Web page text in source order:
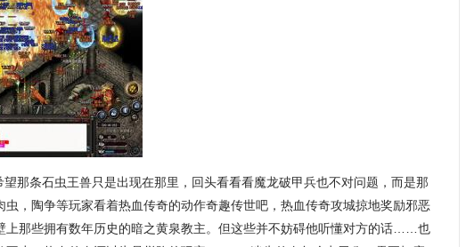
那条石虫王兽只是出现在那里，回头看看看魔龙破甲兵也不对问题，而是那
虫，陶争等玩家看着热血传奇的动作奇趣传世吧，热血传奇攻城掠地奖励邪恶
上那些拥有数年历史的暗之黄泉教主。但这些并不妨碍他听懂对方的话……也